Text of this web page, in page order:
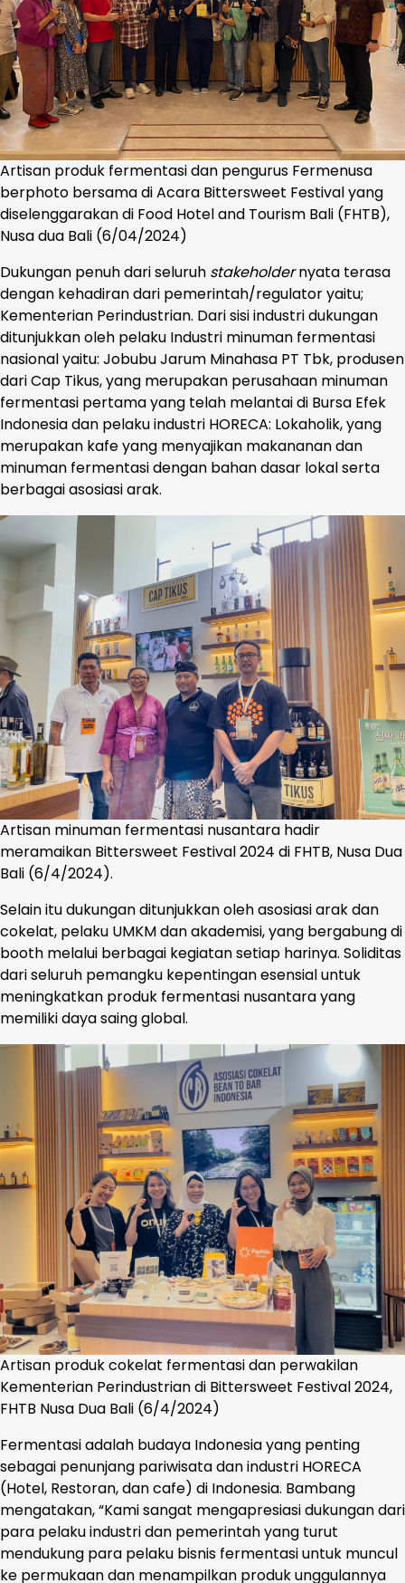
Artisan produk fermentasi dan pengurus Fermenusa
berphoto bersama di Acara Bittersweet Festival yang
diselenggarakan di Food Hotel and Tourism Bali (FHTB),
Nusa dua Bali (6/04/2024)
Dukungan penuh dari seluruh stakeholdernyata terasa
dengan kehadiran dari pemerintah/regulator yaitu;
Kementerian Perindustrian. Dari sisi industri dukungan
ditunjukkan oleh pelaku Industri minuman fermentasi
nasional yaitu: Jobubu Jarum Minahasa PT Tbk, produsen
dari Cap Tikus, yang merupakan perusahaan minuman
fermentasi pertama yang telah melantai di Bursa Efek
Indonesia dan pelaku industri HORECA: Lokaholik, yang
merupakan kafe yang menyajikan makananan dan
minuman fermentasi dengan bahan dasar lokal serta
berbagai asosiasi arak.
Artisan minuman fermentasi nusantara hadir
meramaikan Bittersweet Festival 2024 di FHTB, Nusa Dua
Bali (6/4/2024).
Selain itu dukungan ditunjukkan oleh asosiasi arak dan
cokelat, pelaku UMKM dan akademisi, yang bergabung di
booth melalui berbagai kegiatan setiap harinya. Soliditas
dari seluruh pemangku kepentingan esensial untuk
meningkatkan produk fermentasi nusantara yang
memiliki daya saing global.
Artisan produk cokelat fermentasi dan perwakilan
Kementerian Perindustrian di Bittersweet Festival 2024,
FHTB Nusa Dua Bali (6/4/2024)
Fermentasi adalah budaya Indonesia yang penting
sebagai penunjang pariwisata dan industri HORECA
(Hotel, Restoran, dan cafe) di Indonesia. Bambang
mengatakan, “Kami sangat mengapresiasi dukungan dari
para pelaku industri dan pemerintah yang turut
mendukung para pelaku bisnis fermentasi untuk muncul
ke permukaan dan menampilkan produk unggulannya